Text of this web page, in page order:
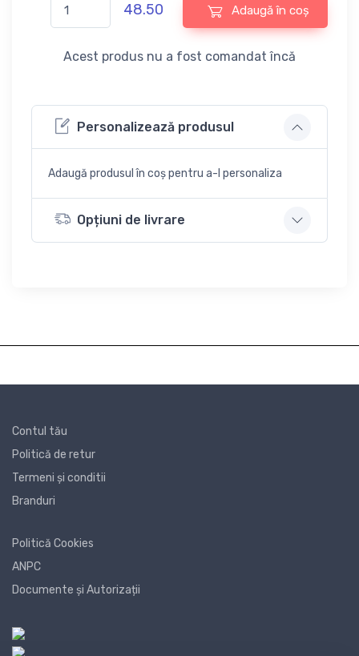
48.50 Adaugă în coș
Acest produs nu a fost comandat încă
Personalizează produsul
Adaugă produsul în coș pentru a-l personaliza
Opțiuni de livrare
Contul tău
Politică de retur
Termeni și conditii
Branduri
Politică Cookies
ANPC
Documente și Autorizații